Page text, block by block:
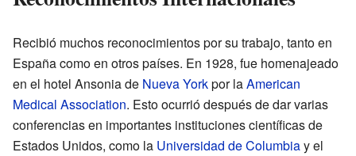
Recibió muchos reconocimientos por su trabajo, tanto en
España como en otros países. En 1928, fue homenajeado
en el hotel Ansonia de Nueva Yorkpor laAmerican
Medical Association. Esto ocurrió después de dar varias
conferencias en importantes instituciones científicas de
Estados Unidos, como la Universidad de Columbiay el